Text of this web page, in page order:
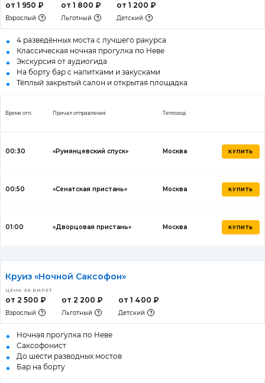
от 1 950 ₽
Взрослый
от 1 800 ₽
Льготный
от 1 200 ₽
Детский
4 разведённых моста с лучшего ракурса
Классическая ночная прогулка по Неве
Экскурсия от аудиогида
На борту бар с напитками и закусками
Тёплый закрытый салон и открытая площадка
Время отп. Причал отправления Теплоход
00:30 «Румянцевский спуск» Москва КУПИТЬ
00:50 «Сенатская пристань» Москва КУПИТЬ
01:00 «Дворцовая пристань» Москва КУПИТЬ
Круиз «Ночной Саксофон»
ЦЕНА ЗА БИЛЕТ
от 2 500 ₽
Взрослый
от 2 200 ₽
Льготный
от 1 400 ₽
Детский
Ночная прогулка по Неве
Саксофонист
До шести разводных мостов
Бар на борту